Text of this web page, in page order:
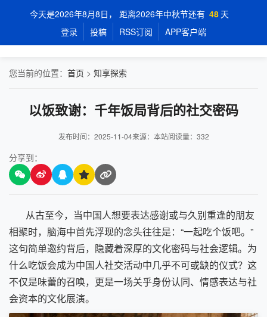
今天是2026年8月8日， 距离2026年中秋节还有 48 天
登录
投稿 RSS订阅 APP客户端
您当前的位置： 首页 > 知享探索
以饭致谢：千年饭局背后的社交密码
发布时间：2025-11-04来源：本站阅读量： 332
分享到：
从古至今，当中国人想要表达感谢或与久别重逢的朋友
相聚时，脑海中首先浮现的念头往往是：“一起吃个饭吧。”
这句简单邀约背后，隐藏着深厚的文化密码与社会逻辑。为
什么吃饭会成为中国人社交活动中几乎不可或缺的仪式？这
不仅是味蕾的召唤，更是一场关乎身份认同、情感表达与社
会资本的文化展演。